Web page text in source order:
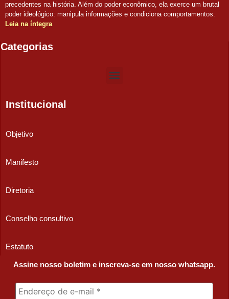
precedentes na história. Além do poder econômico, ela exerce um brutal
poder ideológico: manipula informações e condiciona comportamentos.
Leia na íntegra
Categorias
Institucional
Objetivo
Manifesto
Diretoria
Conselho consultivo
Estatuto
Assine nosso boletim e inscreva-se em nosso whatsapp.